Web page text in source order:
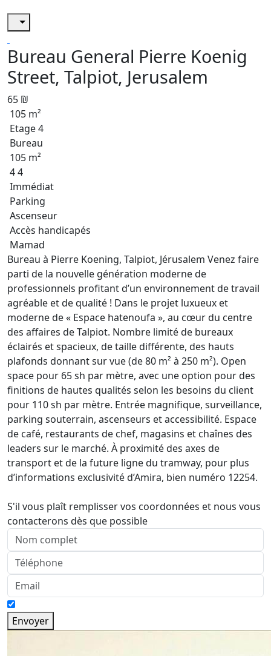
Bureau General Pierre Koenig
Street, Talpiot, Jerusalem
65 ₪
105 m²
Etage 4
Bureau
105 m²
4 4
Immédiat
Parking
Ascenseur
Accès handicapés
Mamad
Bureau à Pierre Koening, Talpiot, Jérusalem Venez faire
parti de la nouvelle génération moderne de
professionnels profitant d’un environnement de travail
agréable et de qualité ! Dans le projet luxueux et
moderne de « Espace hatenoufa », au cœur du centre
des affaires de Talpiot. Nombre limité de bureaux
éclairés et spacieux, de taille différente, des hauts
plafonds donnant sur vue (de 80 m² à 250 m²). Open
space pour 65 sh par mètre, avec une option pour des
finitions de hautes qualités selon les besoins du client
pour 110 sh par mètre. Entrée magnifique, surveillance,
parking souterrain, ascenseurs et accessibilité. Espace
de café, restaurants de chef, magasins et chaînes des
leaders sur le marché. À proximité des axes de
transport et de la future ligne du tramway, pour plus
d’informations exclusivité d’Amira, bien numéro 12254.
S'il vous plaît remplisser vos coordonnées et nous vous
contacterons dès que possible
Envoyer